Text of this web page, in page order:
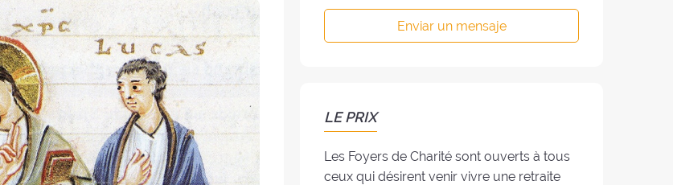
Enviar un mensaje
LE PRIX
Les Foyers de Charité sont ouverts à tous
ceux qui désirent venir vivre une retraite